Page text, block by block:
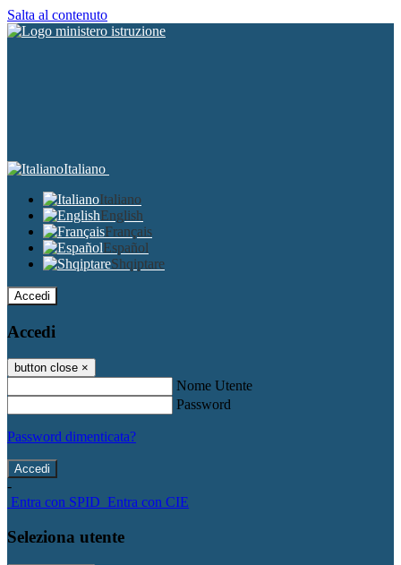
Salta al contenuto
Italiano
Italiano
English
Français
Español
Shqiptare
Accedi
Accedi
button close ×
Nome Utente
Password
Password dimenticata?
-
Entra con SPID Entra con CIE
Seleziona utente